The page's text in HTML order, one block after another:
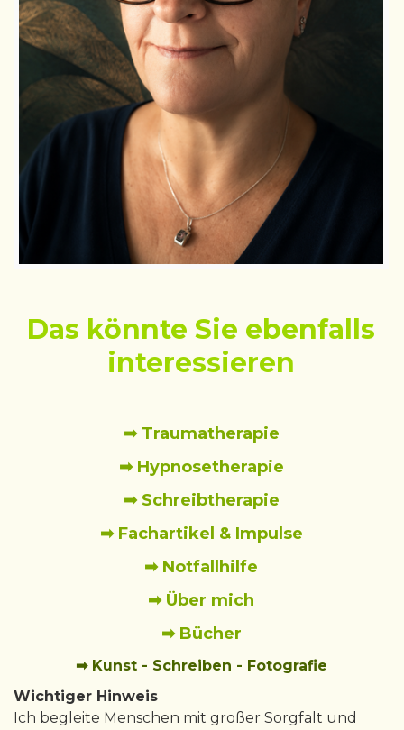
Das könnte Sie ebenfalls
interessieren
➡ Traumatherapie
➡ Hypnosetherapie
➡ Schreibtherapie
➡ Fachartikel & Impulse
➡ Notfallhilfe
➡ Über mich
➡ Bücher
➡ Kunst - Schreiben - Fotografie
Wichtiger Hinweis
Ich begleite Menschen mit großer Sorgfalt und